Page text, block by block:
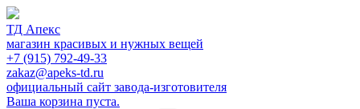
ТД Апекс
магазин красивых и нужных вещей
+7 (915) 792-49-33
zakaz@apeks-td.ru
официальный сайт завода-изготовителя
Ваша корзина пуста.